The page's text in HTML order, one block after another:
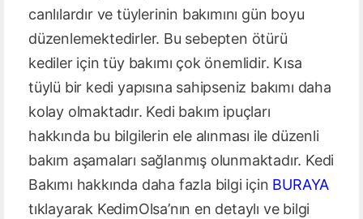
canlılardır ve tüylerinin bakımını gün boyu
düzenlemektedirler. Bu sebepten ötürü
kediler için tüy bakımı çok önemlidir. Kısa
tüylü bir kedi yapısına sahipseniz bakımı daha
kolay olmaktadır. Kedi bakım ipuçları
hakkında bu bilgilerin ele alınması ile düzenli
bakım aşamaları sağlanmış olunmaktadır. Kedi
Bakımı hakkında daha fazla bilgi için BURAYA
tıklayarak KedimOlsa’nın en detaylı ve bilgi